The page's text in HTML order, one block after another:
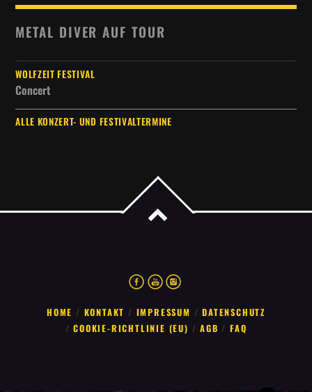
METAL DIVER AUF TOUR
WOLFZEIT FESTIVAL
Concert
ALLE KONZERT- UND FESTIVALTERMINE
HOME KONTAKT IMPRESSUM
DATENSCHUTZ
COOKIE-RICHTLINIE (EU)
AGB FAQ